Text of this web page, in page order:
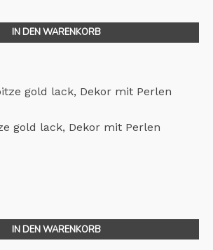
IN DEN WARENKORB
gold lack, Dekor mit Perlen
IN DEN WARENKORB